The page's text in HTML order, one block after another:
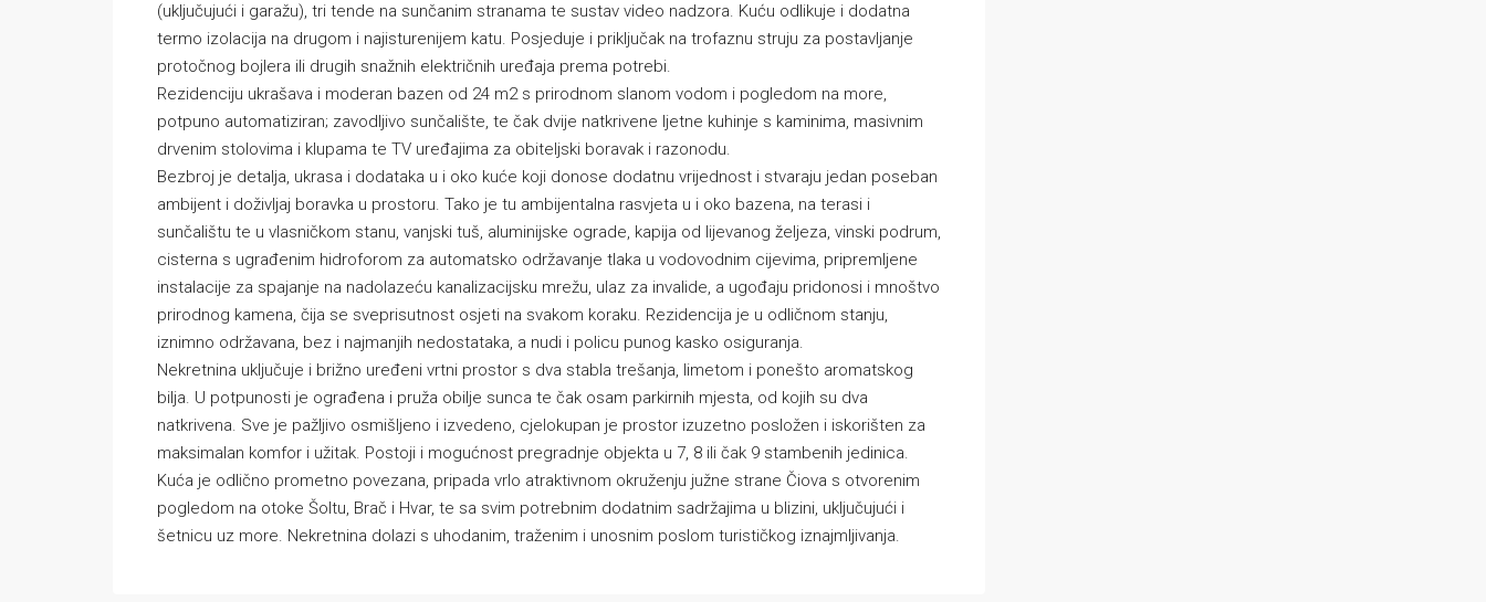
(uključujući i garažu), tri tende na sunčanim stranama te sustav video nadzora. Kuću odlikuje i dodatna
termo izolacija na drugom i najisturenijem katu. Posjeduje i priključak na trofaznu struju za postavljanje
protočnog bojlera ili drugih snažnih električnih uređaja prema potrebi.
Rezidenciju ukrašava i moderan bazen od 24 m2 s prirodnom slanom vodom i pogledom na more,
potpuno automatiziran; zavodljivo sunčalište, te čak dvije natkrivene ljetne kuhinje s kaminima, masivnim
drvenim stolovima i klupama te TV uređajima za obiteljski boravak i razonodu.
Bezbroj je detalja, ukrasa i dodataka u i oko kuće koji donose dodatnu vrijednost i stvaraju jedan poseban
ambijent i doživljaj boravka u prostoru. Tako je tu ambijentalna rasvjeta u i oko bazena, na terasi i
sunčalištu te u vlasničkom stanu, vanjski tuš, aluminijske ograde, kapija od lijevanog željeza, vinski podrum,
cisterna s ugrađenim hidroforom za automatsko održavanje tlaka u vodovodnim cijevima, pripremljene
instalacije za spajanje na nadolazeću kanalizacijsku mrežu, ulaz za invalide, a ugođaju pridonosi i mnoštvo
prirodnog kamena, čija se sveprisutnost osjeti na svakom koraku. Rezidencija je u odličnom stanju,
iznimno održavana, bez i najmanjih nedostataka, a nudi i policu punog kasko osiguranja.
Nekretnina uključuje i brižno uređeni vrtni prostor s dva stabla trešanja, limetom i ponešto aromatskog
bilja. U potpunosti je ograđena i pruža obilje sunca te čak osam parkirnih mjesta, od kojih su dva
natkrivena. Sve je pažljivo osmišljeno i izvedeno, cjelokupan je prostor izuzetno posložen i iskorišten za
maksimalan komfor i užitak. Postoji i mogućnost pregradnje objekta u 7, 8 ili čak 9 stambenih jedinica.
Kuća je odlično prometno povezana, pripada vrlo atraktivnom okruženju južne strane Čiova s otvorenim
pogledom na otoke Šoltu, Brač i Hvar, te sa svim potrebnim dodatnim sadržajima u blizini, uključujući i
šetnicu uz more. Nekretnina dolazi s uhodanim, traženim i unosnim poslom turističkog iznajmljivanja.